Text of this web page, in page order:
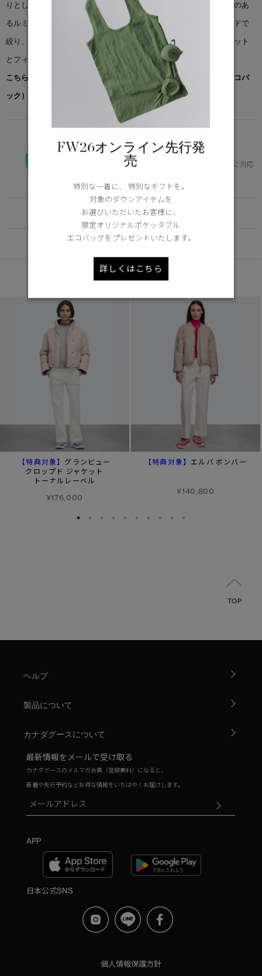
りとしたミニマルなデザイン。柔らかく超軽量で、控えめな光沢感のあ
るルミナ素材を採用しています。袖口は絞り加工、裾はドローコードで
絞り、ふんわりと丸みを帯びた裾のシルエットで、モダンなシルエット
とフィット感の調整が可能です。
こちらの商品には先着でノベルティー（オリジナルポケッタブルエコバ
ック）をプレゼント。※なくなり次第終了となります。
0°C / -15°C
体の芯を冷やさず、快適。幅広いニーズに対応
FUNCTION
DETAIL
あなたへのおすすめ
【特典対象】 グランビュー
クロップド ジャケット
トーナルレーベル
¥176,000
【特典対象】エルバ ボンバー
¥140,800
TOP
ヘルプ
製品について
カナダグースについて
最新情報をメールで受け取る
カナダグースのメルマガ会員（登録無料）になると、
新着や先行予約などお得な情報をいちはやくお届けします。
APP
日本公式SNS
個人情報保護方針
FW26オンライン先行発
売
特別な一着に、 特別なギフトを。
対象のダウンアイテムを
お選びいただいたお客様に、
限定オリジナルポケッタブル
エコバッグをプレゼントいたします。
詳しくはこちら